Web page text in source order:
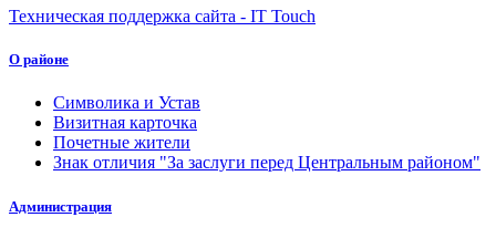
Техническая поддержка сайта - IT Touch
О районе
Символика и Устав
Визитная карточка
Почетные жители
Знак отличия "За заслуги перед Центральным районом"
Администрация